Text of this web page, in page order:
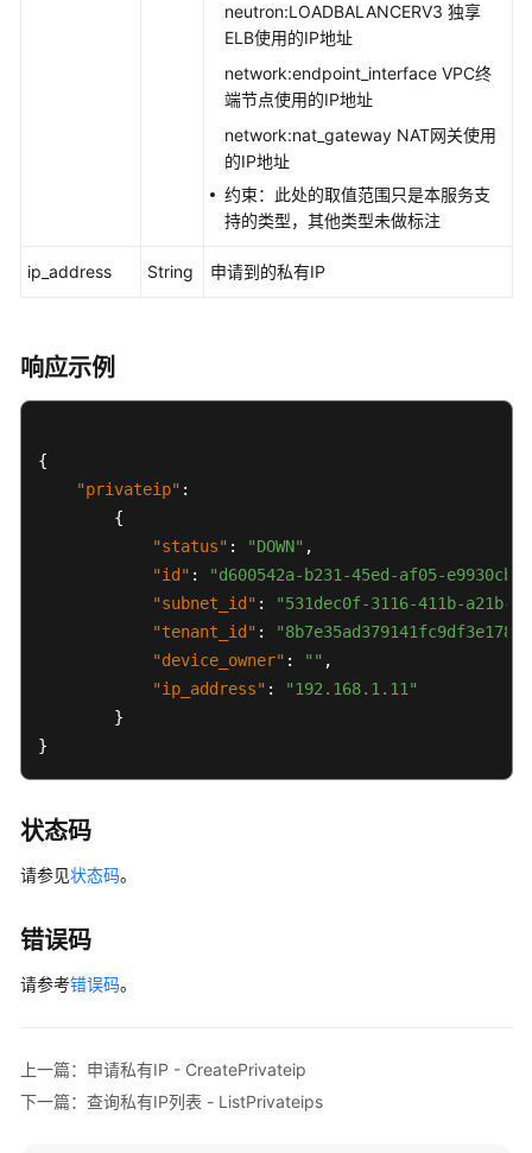
标
子
源
标
理
络
IP
neutron:LOADBALANCERV3 独享
ELB使用的IP地址
network:endpoint_interface VPC终
端节点使用的IP地址
network:nat_gateway NAT网关使用
的IP地址
约束：此处的取值范围只是本服务支
持的类型，其他类型未做标注
ip_address String 申请到的私有IP
响应示例
{
"privateip" :
{
"status" : "DOWN" ,
"id" :
"d600542a-b231-45ed-af05-
"subnet_id" :
"531dec0f-3116-411b-a21b-
"tenant_id" :
"device_owner" : "" ,
"ip_address" :
"192.168.1.11"
}
}
状态码
请参见状态码。
错误码
请参考错误码。
上一篇：申请私有IP - CreatePrivateip
下一篇：查询私有IP列表 - ListPrivateips